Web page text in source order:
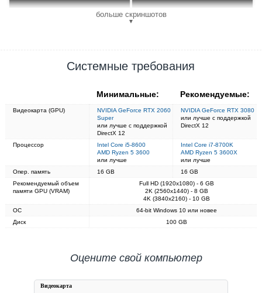
больше скриншотов
▼
Системные требования
Минимальные: Рекомендуемые:
Видеокарта (GPU)
NVIDIA GeForce RTX 2060
Super
или лучше с поддержкой
DirectX 12
NVIDIA GeForce RTX 3080
или лучше с поддержкой
DirectX 12
Процессор
Intel Core i5-8600
AMD Ryzen 5 3600
или лучше
Intel Core i7-8700K
AMD Ryzen 5 3600X
или лучше
Опер. память
16 GB
16 GB
Рекомендуемый объем
памяти GPU (VRAM)
Full HD (1920x1080) - 6 GB
2K (2560x1440) - 8 GB
4K (3840x2160) - 10 GB
ОС
64-bit Windows 10 или новее
Диск
100 GB
Оцените свой компьютер
Видеокарта